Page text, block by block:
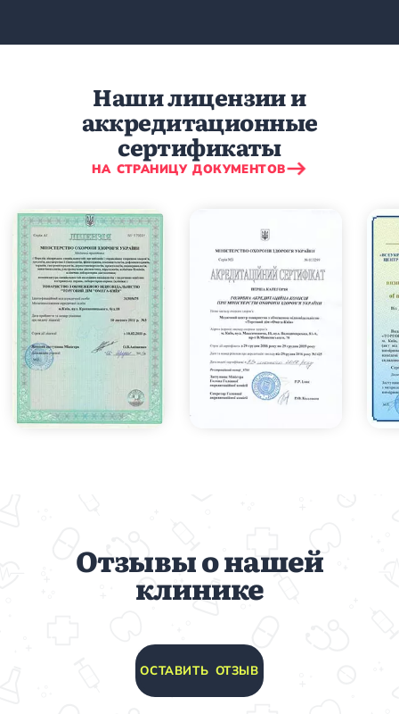
Наши лицензии и
аккредитационные
сертификаты
НА СТРАНИЦУ ДОКУМЕНТОВ
Отзывы о нашей
клинике
ОСТАВИТЬ ОТЗЫВ